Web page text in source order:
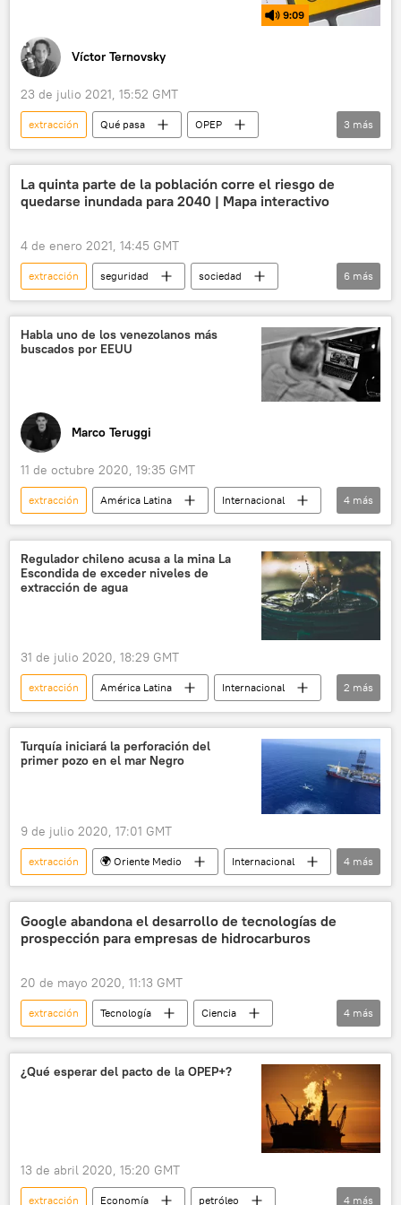
9:09
Víctor Ternovsky
23 de julio 2021, 15:52 GMT
extracción Qué pasa
OPEP
crudo
petróleo
aumento
COVID-19
3 más
La quinta parte de la población corre el riesgo de
quedarse inundada para 2040 | Mapa interactivo
4 de enero 2021, 14:45 GMT
extracción seguridad
sociedad
medioambiente
hundimiento
inundación
riesgo
mapa
noticias
6 más
Habla uno de los venezolanos más
buscados por EEUU
Marco Teruggi
11 de octubre 2020, 19:35 GMT
extracción América Latina
Internacional
Venezuela
EEUU
inteligencia
noticias
4 más
Regulador chileno acusa a la mina La
Escondida de exceder niveles de
extracción de agua
31 de julio 2020, 18:29 GMT
extracción América Latina
Internacional
Chile
noticias
2 más
Turquía iniciará la perforación del
primer pozo en el mar Negro
9 de julio 2020, 17:01 GMT
extracción 🌍 Oriente Medio
Internacional
Turquía
mar Negro
petróleo
noticias
4 más
Google abandona el desarrollo de tecnologías de
prospección para empresas de hidrocarburos
20 de mayo 2020, 11:13 GMT
extracción Tecnología
Ciencia
Google
hidrocarburos
inteligencia artificial
noticias
4 más
¿Qué esperar del pacto de la OPEP+?
13 de abril 2020, 15:20 GMT
extracción Economía
petróleo
4 más